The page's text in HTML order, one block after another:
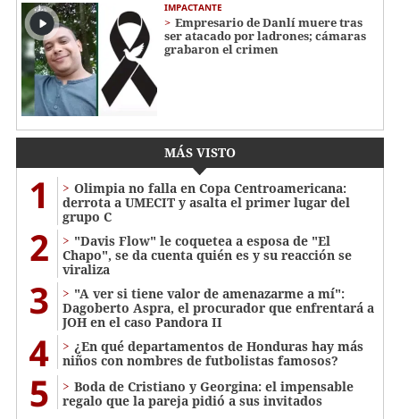
IMPACTANTE
Empresario de Danlí muere tras
ser atacado por ladrones; cámaras
grabaron el crimen
MÁS VISTO
1
Olimpia no falla en Copa Centroamericana:
derrota a UMECIT y asalta el primer lugar del
grupo C
2
"Davis Flow" le coquetea a esposa de "El
Chapo", se da cuenta quién es y su reacción se
viraliza
3
"A ver si tiene valor de amenazarme a mí":
Dagoberto Aspra, el procurador que enfrentará a
JOH en el caso Pandora II
4
¿En qué departamentos de Honduras hay más
niños con nombres de futbolistas famosos?
5
Boda de Cristiano y Georgina: el impensable
regalo que la pareja pidió a sus invitados